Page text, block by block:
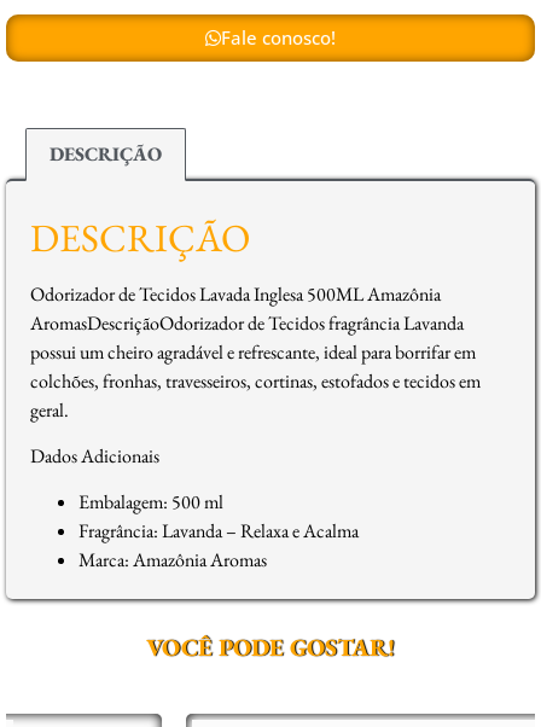
Fale conosco!
DESCRIÇÃO
DESCRIÇÃO
Odorizador de Tecidos Lavada Inglesa 500ML Amazônia
AromasDescriçãoOdorizador de Tecidos fragrância Lavanda
possui um cheiro agradável e refrescante, ideal para borrifar em
colchões, fronhas, travesseiros, cortinas, estofados e tecidos em
geral.
Dados Adicionais
Embalagem: 500 ml
Fragrância: Lavanda – Relaxa e Acalma
Marca: Amazônia Aromas
VOCÊ PODE GOSTAR!